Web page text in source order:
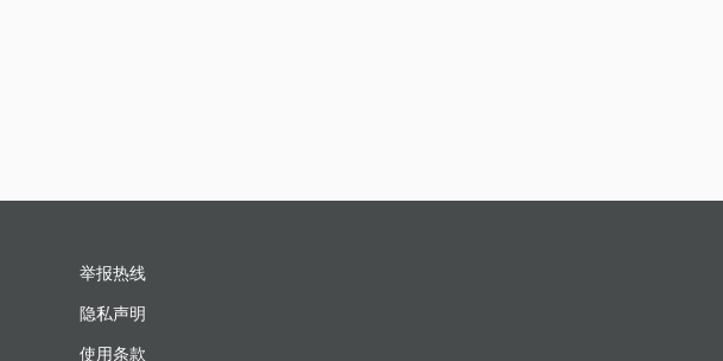
举报热线
隐私声明
使用条款